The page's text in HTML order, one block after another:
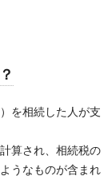
を相続した人が支
算され、相続税の
うなものが含まれ